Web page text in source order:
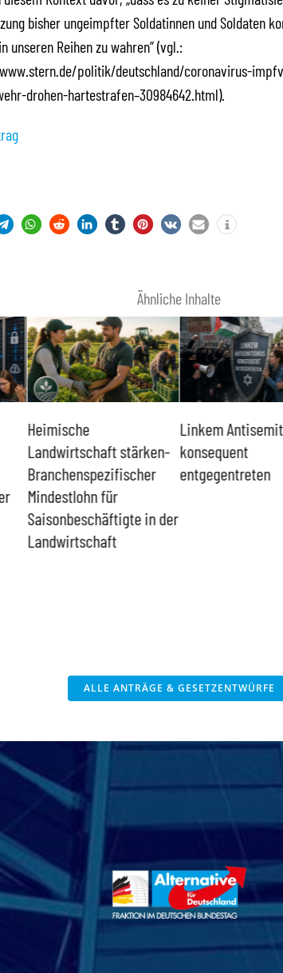
bisher ungeimpfter Soldatinnen und Soldaten
unseren Reihen zu wahren” (vgl.:
politik/deutschland/coronavirus-
drohen-hartestrafen–30984642.html).
Ähnliche Inhalte
Heimische
Landwirtschaft stärken-
Branchenspezifischer
Mindestlohn für
Saisonbeschäftigte in der
Landwirtschaft
Linkem
konsequent
entgegentreten
ALLE ANTRÄGE & GESETZENTWÜRFE